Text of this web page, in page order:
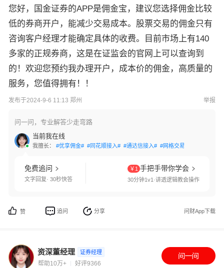
您好，国金证券的APP是佣金宝，建议您选择佣金比较
低的券商开户，能减少交易成本。股票交易的佣金只有
咨询客户经理才能确定具体的收费。目前市场上有140
多家的正规券商，这是在证监会的官网上可以查询到
的！欢迎您预约我办理开户，成本价的佣金，高质量的
服务，您值得拥有！！
发布于2024-9-6 11:13 郑州 举报
问一问，专业解答少走弯路
当前我在线
我擅长： #优享佣金# #同花顺接入# #通达信接入# #网格交易#
免费追问
文字回复· 30秒快答
￥1 手把手带你学会
30分钟1v1·讲透逻辑教会操作
赞 追问 分享 问财App下载
资深董经理 证券经理
帮助10万+ 好评9366